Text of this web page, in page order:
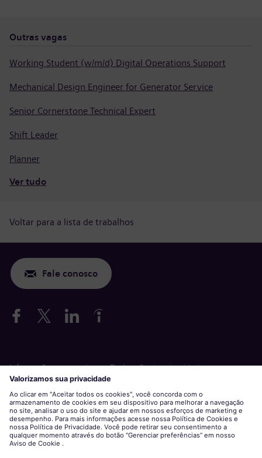
Outras vagas
Working Student (w/m/d) Digital Operations Support
Mechanical Design Engineer for Generator Service
Senior Cornerstone Technical Expert
Shift Leader
Planner
Ver tudo
Voltar para a lista de trabalhos
Fale conosco
Informações corporativas
Declaração de privacidade
Declaração sobre cookies
Termos de uso
Siemens Gamesa é uma marca comercial licenciada pela Siemens
AG.